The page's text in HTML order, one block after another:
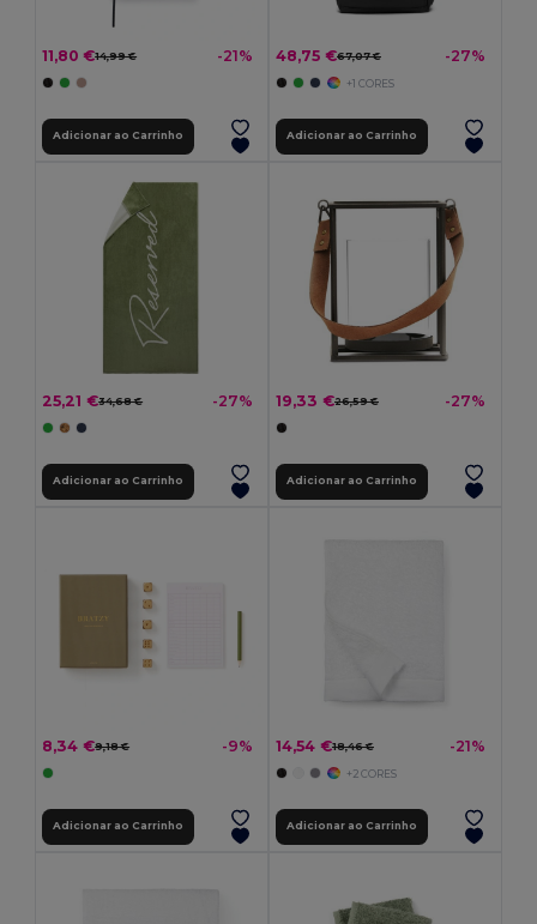
11,80 €14,99 € -21%
Adicionar ao Carrinho
48,75 €67,07 € -27%
+1 CORES
Adicionar ao Carrinho
25,21 €34,68 € -27%
Adicionar ao Carrinho
19,33 €26,59 € -27%
Adicionar ao Carrinho
8,34 €9,18 € -9%
Adicionar ao Carrinho
14,54 €18,46 € -21%
+2 CORES
Adicionar ao Carrinho